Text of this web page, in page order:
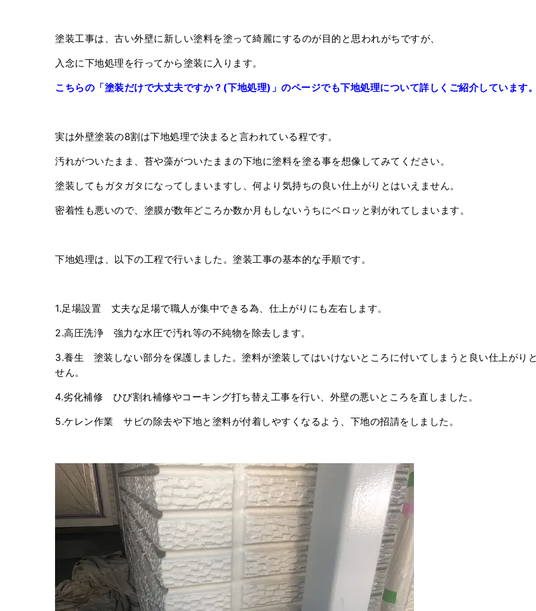
塗装工事は、古い外壁に新しい塗料を塗って綺麗にするのが目的と思われがちですが、
入念に下地処理を行ってから塗装に入ります。
こちらの「塗装だけで大丈夫ですか？(下地処理)」のページでも下地処理について詳しくご紹介しています
実は外壁塗装の8割は下地処理で決まると言われている程です。
汚れがついたまま、苔や藻がついたままの下地に塗料を塗る事を想像してみてください。
塗装してもガタガタになってしまいますし、何より気持ちの良い仕上がりとはいえません。
密着性も悪いので、塗膜が数年どころか数か月もしないうちにベロッと剥がれてしまいます。
下地処理は、以下の工程で行いました。塗装工事の基本的な手順です。
1.足場設置 丈夫な足場で職人が集中できる為、仕上がりにも左右します。
2.高圧洗浄 強力な水圧で汚れ等の不純物を除去します。
3.養生 塗装しない部分を保護しました。塗料が塗装してはいけないところに付いてしまうと良い仕上がり
せん。
4.劣化補修 ひび割れ補修やコーキング打ち替え工事を行い、外壁の悪いところを直しました。
5.ケレン作業 サビの除去や下地と塗料が付着しやすくなるよう、下地の招請をしました。